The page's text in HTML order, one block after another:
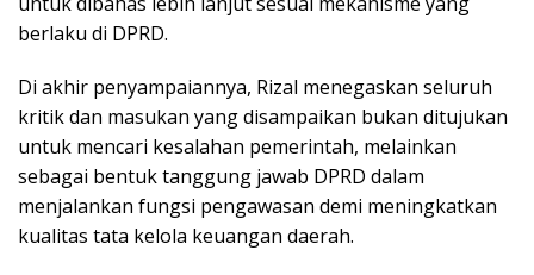
berlaku di DPRD.
Di akhir penyampaiannya, Rizal menegaskan seluruh
kritik dan masukan yang disampaikan bukan ditujukan
untuk mencari kesalahan pemerintah, melainkan
sebagai bentuk tanggung jawab DPRD dalam
menjalankan fungsi pengawasan demi meningkatkan
kualitas tata kelola keuangan daerah.